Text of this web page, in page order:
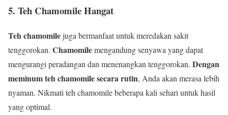
5. Teh Chamomile Hangat
Teh chamomilejuga bermanfaat untuk meredakan sakit
tenggorokan. Chamomilemengandung senyawa yang dapat
mengurangi peradangan dan menenangkan tenggorokan. Dengan
meminum teh chamomile secara rutin, Anda akan merasa lebih
nyaman. Nikmati teh chamomile beberapa kali sehari untuk hasil
yang optimal.